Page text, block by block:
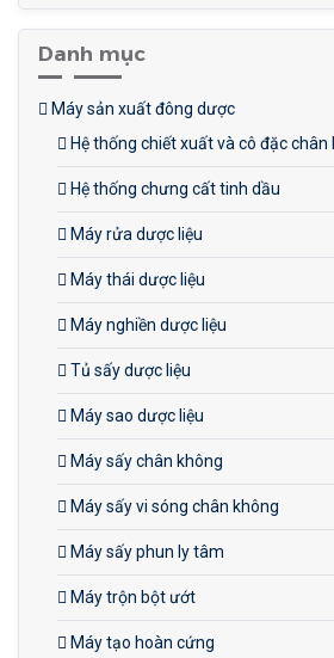
Danh mục
Máy sản xuất đông dược
Hệ thống chiết xuất và cô đặc chân
Hệ thống chưng cất tinh dầu
Máy rửa dược liệu
Máy thái dược liệu
Máy nghiền dược liệu
Tủ sấy dược liệu
Máy sao dược liệu
Máy sấy chân không
Máy sấy vi sóng chân không
Máy sấy phun ly tâm
Máy trộn bột ướt
Máy tạo hoàn cứng